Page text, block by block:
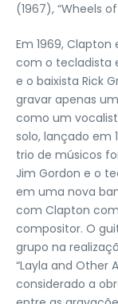
(1967), “Wheels
Em 1969,
com o tecladista
e o baixista Rick
gravar apenas
como um
solo, lançado em
trio de músicos
Jim Gordon e o
em uma nova
com Clapton
compositor. O
grupo na
“Layla and Other
considerado a